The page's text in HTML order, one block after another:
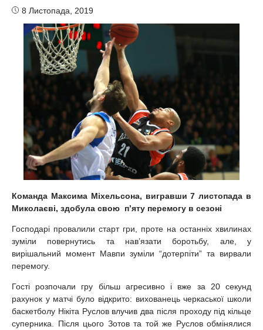
8 Листопада, 2019
Команда Максима Міхельсона, вигравши 7 листопада в
Миколаєві, здобула свою п’яту перемогу в сезоні
Господарі провалили старт гри, проте на останніх хвилинах
зуміли повернутись та нав’язати боротьбу, але, у
вирішальний момент Мавпи зуміли “дотерпіти” та вирвали
перемогу.
Гості розпочали гру більш агресивно і вже за 20 секунд
рахунок у матчі було відкрито: вихованець черкаської школи
баскетболу Нікіта Руслов влучив два після проходу під кільце
суперника. Після цього Зотов та той же Руслов обмінялися